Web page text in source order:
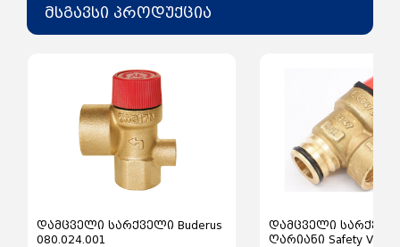
მსგავსი პროდუქცია
დამცველი სარქველი Buderus
080.024.001
დამცველი
ღარიანი Safety Valve